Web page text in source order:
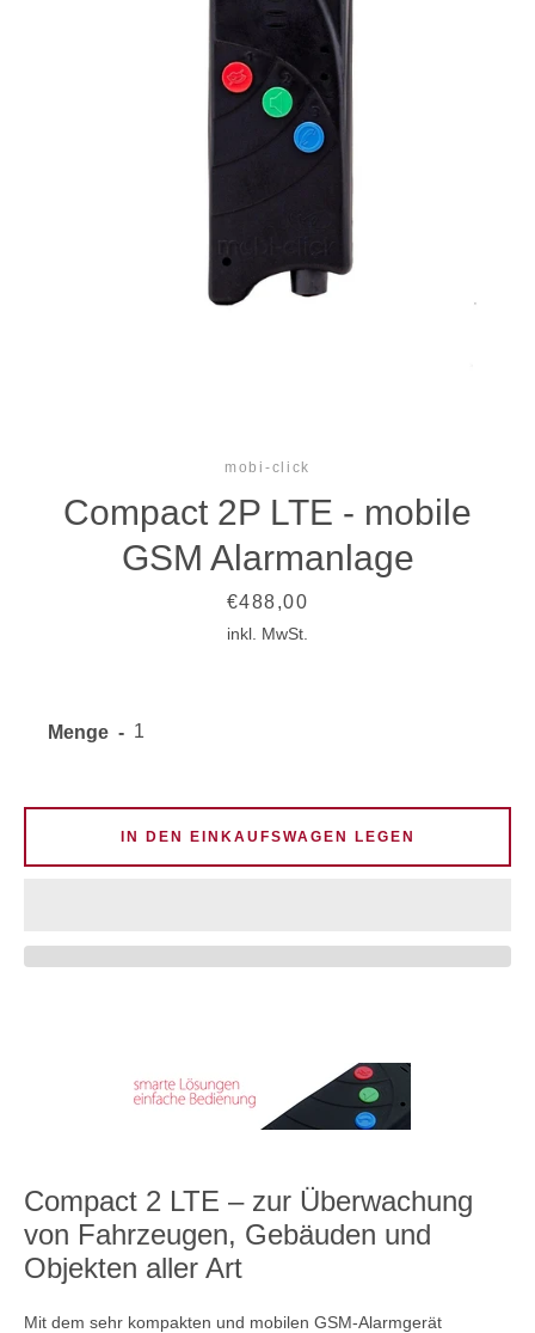
mobi-click
Compact 2P LTE - mobile
GSM Alarmanlage
Preis
€488,00
inkl. MwSt.
Compact 2 LTE – zur Überwachung
von Fahrzeugen, Gebäuden und
Objekten aller Art
Mit dem sehr kompakten und mobilen GSM-Alarmgerät
Menge
IN DEN EINKAUFSWAGEN LEGEN